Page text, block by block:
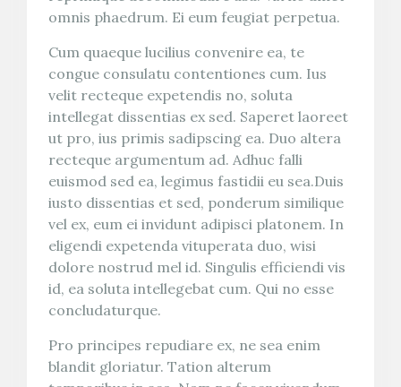
omnis phaedrum. Ei eum feugiat perpetua.
Cum quaeque lucilius convenire ea, te
congue consulatu contentiones cum. Ius
velit recteque expetendis no, soluta
intellegat dissentias ex sed. Saperet laoreet
ut pro, ius primis sadipscing ea. Duo altera
recteque argumentum ad. Adhuc falli
euismod sed ea, legimus fastidii eu sea.Duis
iusto dissentias et sed, ponderum similique
vel ex, eum ei invidunt adipisci platonem. In
eligendi expetenda vituperata duo, wisi
dolore nostrud mel id. Singulis efficiendi vis
id, ea soluta intellegebat cum. Qui no esse
concludaturque.
Pro principes repudiare ex, ne sea enim
blandit gloriatur. Tation alterum